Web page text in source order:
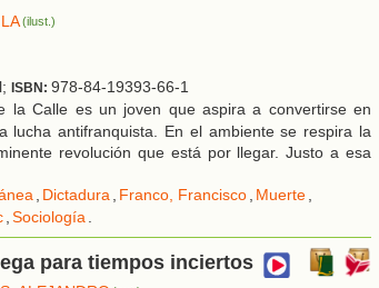
(ilust.)
ISBN: 978-84-19393-66-1
la Calle es un joven que aspira a convertirse en
lucha antifranquista. En el ambiente se respira la
revolución que está por llegar. Justo a esa
, Dictadura, Franco, Francisco, Muerte,
,Sociología.
para tiempos inciertos